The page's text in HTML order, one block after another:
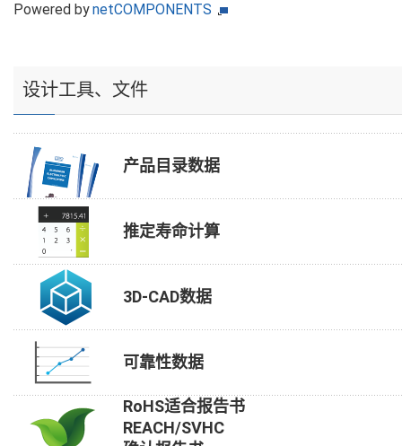
Powered bynetCOMPONENTS
设计工具、文件
产品目录数据
推定寿命计算
3D-CAD数据
可靠性数据
RoHS适合报告书
REACH/SVHC